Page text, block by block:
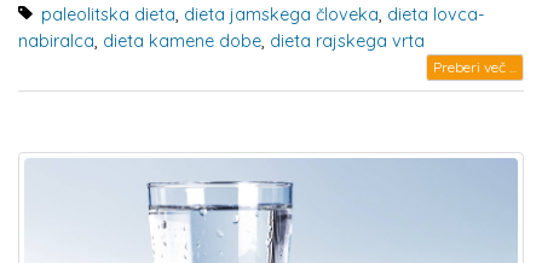
paleolitska dieta, dieta jamskega človeka, dieta lovca-
nabiralca, dieta kamene dobe, dieta rajskega vrta
Preberi več ...